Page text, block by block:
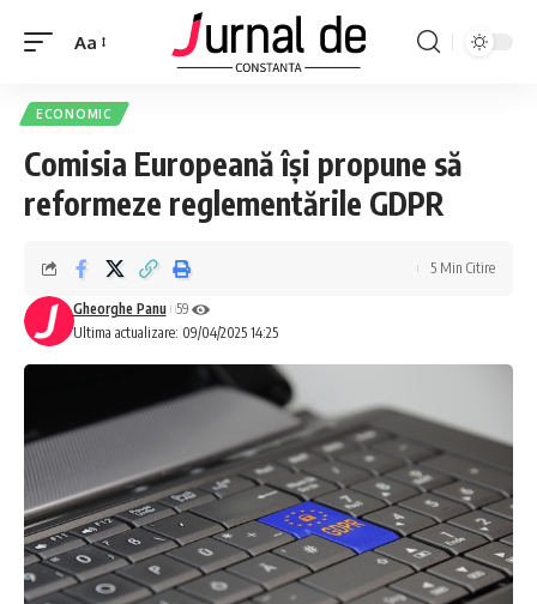
Aa
ECONOMIC
Comisia Europeană își propune să
reformeze reglementările GDPR
Ultima actualizare: 09/04/2025 14:25
Gheorghe Panu 59
5 Min Citire